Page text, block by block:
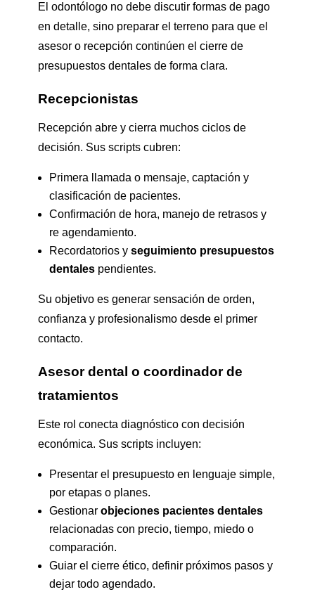
El odontólogo no debe discutir formas de pago
en detalle, sino preparar el terreno para que el
asesor o recepción continúen el cierre de
presupuestos dentales de forma clara.
Recepcionistas
Recepción abre y cierra muchos ciclos de
decisión. Sus scripts cubren:
Primera llamada o mensaje, captación y
clasificación de pacientes.
Confirmación de hora, manejo de retrasos y
re agendamiento.
Recordatorios y seguimiento presupuestos
dentalespendientes.
Su objetivo es generar sensación de orden,
confianza y profesionalismo desde el primer
contacto.
Asesor dental o coordinador de
tratamientos
Este rol conecta diagnóstico con decisión
económica. Sus scripts incluyen:
Presentar el presupuesto en lenguaje simple,
por etapas o planes.
Gestionar objeciones pacientes dentales
relacionadas con precio, tiempo, miedo o
comparación.
Guiar el cierre ético, definir próximos pasos y
dejar todo agendado.